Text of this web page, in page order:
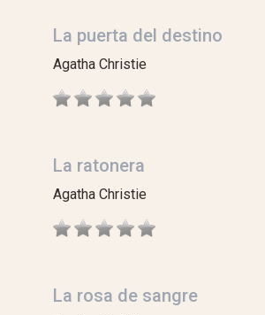
La puerta del destino
Agatha Christie
La ratonera
Agatha Christie
La rosa de sangre